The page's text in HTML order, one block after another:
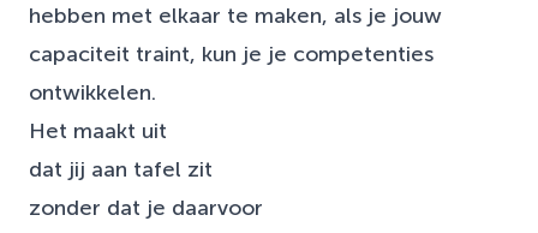
hebben met elkaar te maken, als je jouw
capaciteit traint, kun je je competenties
ontwikkelen.
Het maakt uit
dat jij aan tafel zit
zonder dat je daarvoor